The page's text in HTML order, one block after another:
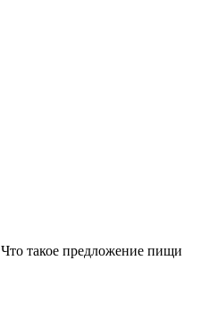
Что такое предложение пищи